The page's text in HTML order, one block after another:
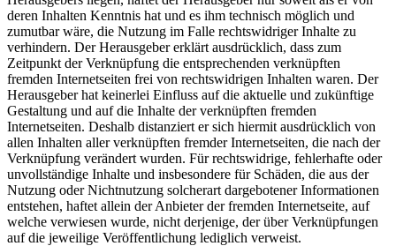
deren Inhalten Kenntnis hat und es ihm technisch möglich und
zumutbar wäre, die Nutzung im Falle rechtswidriger Inhalte zu
verhindern. Der Herausgeber erklärt ausdrücklich, dass zum
Zeitpunkt der Verknüpfung die entsprechenden verknüpften
fremden Internetseiten frei von rechtswidrigen Inhalten waren. Der
Herausgeber hat keinerlei Einfluss auf die aktuelle und zukünftige
Gestaltung und auf die Inhalte der verknüpften fremden
Internetseiten. Deshalb distanziert er sich hiermit ausdrücklich von
allen Inhalten aller verknüpften fremder Internetseiten, die nach der
Verknüpfung verändert wurden. Für rechtswidrige, fehlerhafte oder
unvollständige Inhalte und insbesondere für Schäden, die aus der
Nutzung oder Nichtnutzung solcherart dargebotener Informationen
entstehen, haftet allein der Anbieter der fremden Internetseite, auf
welche verwiesen wurde, nicht derjenige, der über Verknüpfungen
auf die jeweilige Veröffentlichung lediglich verweist.